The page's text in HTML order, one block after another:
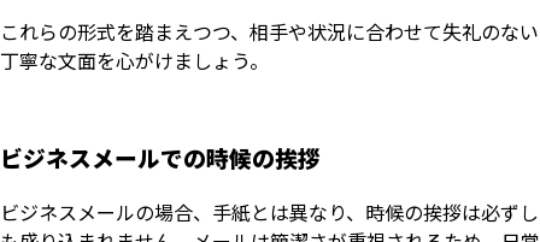
これらの形式を踏まえつつ、相手や状況に合わせて失礼のない
丁寧な文面を心がけましょう。
ビジネスメールでの時候の挨拶
ビジネスメールの場合、手紙とは異なり、時候の挨拶は必ずし